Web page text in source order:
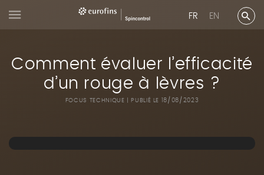
FR EN
Comment évaluer l’efficacité
d’un rouge à lèvres ?
FOCUS TECHNIQUE PUBLIÉ LE 18/08/2023